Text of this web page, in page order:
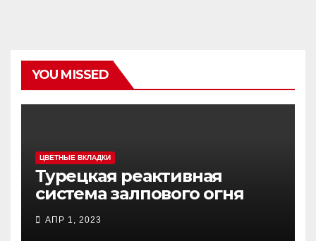
YOU MISSED
ЦВЕТНЫЕ ВКЛАДКИ
Турецкая реактивная
система залпового огня
MCL (Multi-Caliber Launcher)
АПР 1, 2023